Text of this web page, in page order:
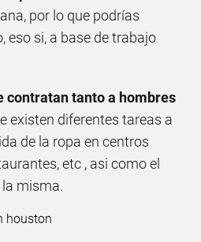
por lo que podrías
eso si, a base de trabajo
contratan tanto a hombres
existen diferentes tareas a
de la ropa en centros
etc , asi como el
la misma.